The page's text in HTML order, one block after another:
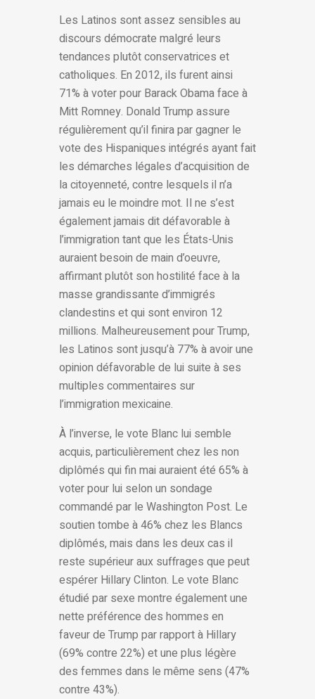
Les Latinos sont assez sensibles au
discours démocrate malgré leurs
tendances plutôt conservatrices et
catholiques. En 2012, ils furent ainsi
71% à voter pour Barack Obama face à
Mitt Romney. Donald Trump assure
régulièrement qu’il finira par gagner le
vote des Hispaniques intégrés ayant fait
les démarches légales d’acquisition de
la citoyenneté, contre lesquels il n’a
jamais eu le moindre mot. Il ne s’est
également jamais dit défavorable à
l’immigration tant que les États-Unis
auraient besoin de main d’oeuvre,
affirmant plutôt son hostilité face à la
masse grandissante d’immigrés
clandestins et qui sont environ 12
millions. Malheureusement pour Trump,
les Latinos sont jusqu’à 77% à avoir une
opinion défavorable de lui suite à ses
multiples commentaires sur
l’immigration mexicaine.
À l’inverse, le vote Blanc lui semble
acquis, particulièrement chez les non
diplômés qui fin mai auraient été 65% à
voter pour lui selon un sondage
commandé par le Washington Post. Le
soutien tombe à 46% chez les Blancs
diplômés, mais dans les deux cas il
reste supérieur aux suffrages que peut
espérer Hillary Clinton. Le vote Blanc
étudié par sexe montre également une
nette préférence des hommes en
faveur de Trump par rapport à Hillary
(69% contre 22%) et une plus légère
des femmes dans le même sens (47%
contre 43%).